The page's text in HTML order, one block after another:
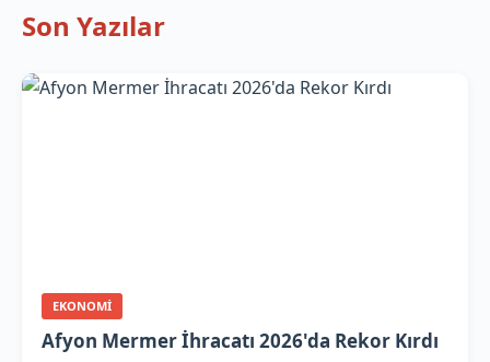
Son Yazılar
EKONOMI
Afyon Mermer İhracatı 2026'da Rekor Kırdı